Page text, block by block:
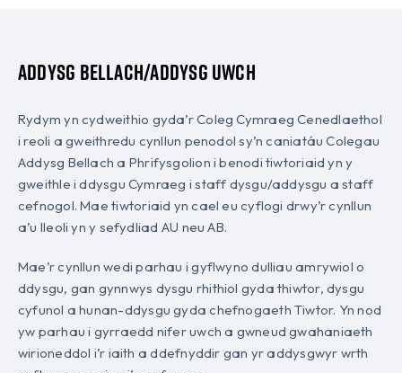
Addysg Bellach/Addysg Uwch
Rydym yn cydweithio gyda’r Coleg Cymraeg Cenedlaethol
i reoli a gweithredu cynllun penodol sy’n caniatáu Colegau
Addysg Bellach a Phrifysgolion i benodi tiwtoriaid yn y
gweithle i ddysgu Cymraeg i staff dysgu/addysgu a staff
cefnogol. Mae tiwtoriaid yn cael eu cyflogi drwy’r cynllun
a’u lleoli yn y sefydliad AU neu AB.
Mae’r cynllun wedi parhau i gyflwyno dulliau amrywiol o
ddysgu, gan gynnwys dysgu rhithiol gyda thiwtor, dysgu
cyfunol a hunan-ddysgu gyda chefnogaeth Tiwtor. Yn nod
yw parhau i gyrraedd nifer uwch a gwneud gwahaniaeth
wirioneddol i’r iaith a ddefnyddir gan yr addysgwyr wrth